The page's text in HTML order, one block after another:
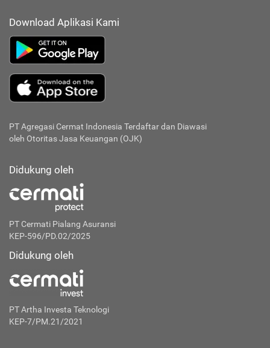
Download Aplikasi Kami
PT Agregasi Cermat Indonesia Terdaftar dan Diawasi
oleh Otoritas Jasa Keuangan (OJK)
Didukung oleh
PT Cermati Pialang Asuransi
KEP-596/PD.02/2025
Didukung oleh
PT Artha Investa Teknologi
KEP-7/PM.21/2021